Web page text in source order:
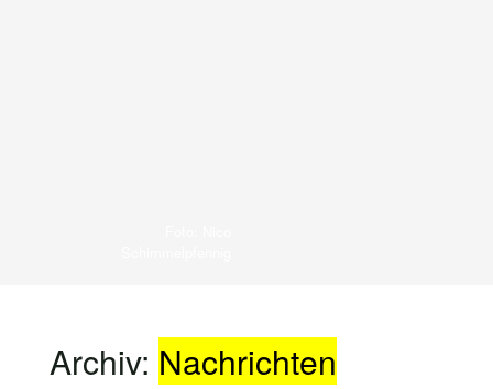
Archiv: Nachrichten